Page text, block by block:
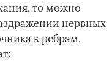
то можно
нервных
к ребрам.